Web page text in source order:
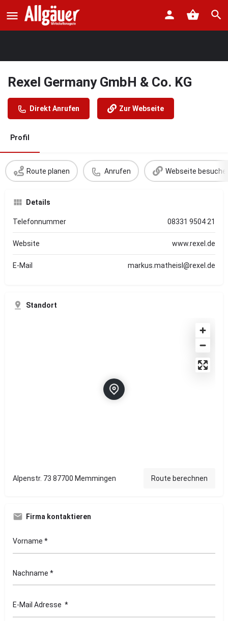
Rexel Germany GmbH & Co. KG
Direkt Anrufen Zur Webseite
Profil
Route planen Anrufen Webseite
Details
Telefonnummer 08331 9504 21
Website www.rexel.de
E-Mail markus.matheisl@rexel.de
Standort
Alpenstr. 73 87700 Memmingen Route berechnen
Firma kontaktieren